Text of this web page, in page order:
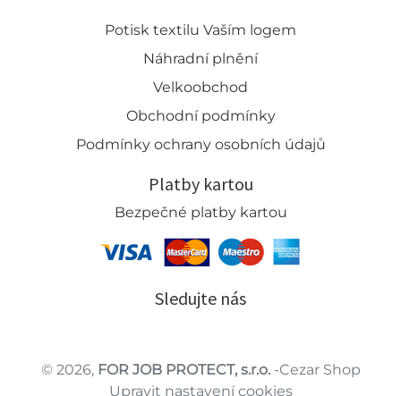
Potisk textilu Vaším logem
Náhradní plnění
Velkoobchod
Obchodní podmínky
Podmínky ochrany osobních údajů
Platby kartou
Bezpečné platby kartou
Sledujte nás
© 2026, FOR JOB PROTECT, s.r.o.-Cezar Shop
Upravit nastavení cookies